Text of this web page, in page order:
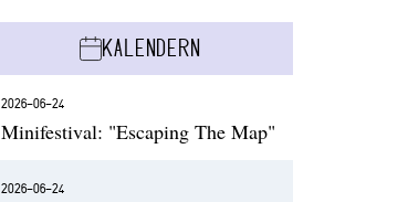
KALENDERN
2026-06-24
Minifestival: "Escaping The Map"
2026-06-24